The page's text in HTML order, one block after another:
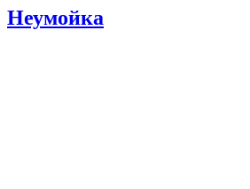
Неумойка